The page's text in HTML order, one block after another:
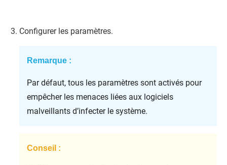
Configurer les paramètres.
Remarque :
Par défaut, tous les paramètres sont activés pour
empêcher les menaces liées aux logiciels
malveillants d’infecter le système.
Conseil :